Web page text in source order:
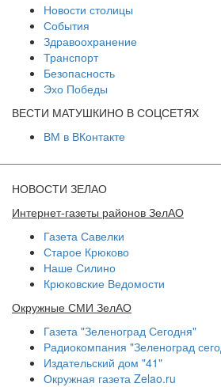
Новости столицы
События
Здравоохранение
Транспорт
Безопасность
Эхо Победы
ВЕСТИ МАТУШКИНО В СОЦСЕТЯХ
ВМ в ВКонтакте
НОВОСТИ ЗЕЛАО
Интернет-газеты районов ЗелАО
Газета Савелки
Старое Крюково
Наше Силино
Крюковские Ведомости
Окружные СМИ ЗелАО
Газета "Зеленоград Сегодня"
Радиокомпания "Зеленоград
Издательский дом "41"
Окружная газета Zelao.ru